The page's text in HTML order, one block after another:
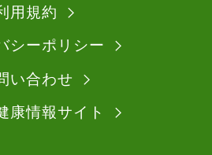
用規約
シーポリシー
い合わせ
康情報サイト